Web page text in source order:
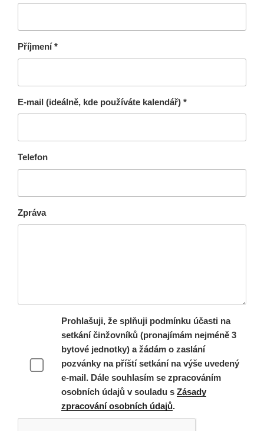
Příjmení *
E-mail (ideálně, kde používáte kalendář) *
Telefon
Zpráva
Prohlašuji, že splňuji podmínku účasti na
setkání činžovníků (pronajímám nejméně 3
bytové jednotky) a žádám o zaslání
pozvánky na příští setkání na výše uvedený
e-mail. Dále souhlasím se zpracováním
osobních údajů v souladu sZásady
zpracování osobních údajů.